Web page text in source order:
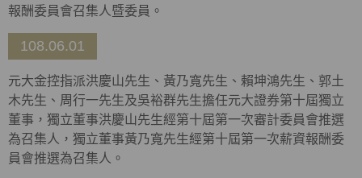
報酬委員會召集人暨委員。
108.06.01
元大金控指派洪慶山先生、黃乃寬先生、賴坤鴻先生、郭土
木先生、周行一先生及吳裕群先生擔任元大證券第十屆獨立
董事，獨立董事洪慶山先生經第十屆第一次審計委員會推選
為召集人，獨立董事黃乃寬先生經第十屆第一次薪資報酬委
員會推選為召集人。